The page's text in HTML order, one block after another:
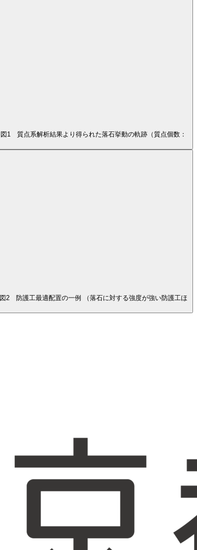
図1 質点系解析結果より得られた落石挙動の軌跡（質点個数：
図2 防護工最適配置の一例 （落石に対する強度が強い防護工ほ